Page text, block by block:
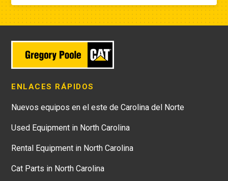
ENLACES RÁPIDOS
Nuevos equipos en el este de Carolina del Norte
Used Equipment in North Carolina
Rental Equipment in North Carolina
Cat Parts in North Carolina